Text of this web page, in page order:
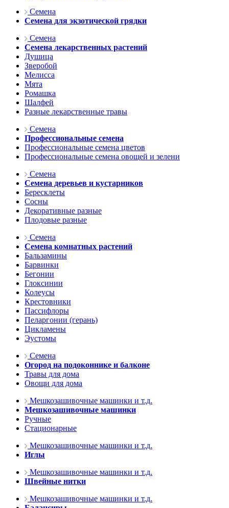
Семена
Семена для экзотической грядки
Семена
Семена лекарственных растений
Душица
Зверобой
Мелисса
Мята
Ромашка
Шалфей
Разные лекарственные травы
Семена
Профессиональные семена
Профессиональные семена цветов
Профессиональные семена овощей и зелени
Семена
Семена деревьев и кустарников
Бересклеты
Сосны
Декоративные разные
Плодовые разные
Семена
Семена комнатных растений
Бальзамины
Барвинки
Бегонии
Глоксинии
Колеусы
Крестовники
Пассифлоры
Пеларгонии (герань)
Цикламены
Эустомы
Семена
Огород на подоконнике и балконе
Травы для дома
Овощи для дома
Мешкозашивочные машинки и т.д.
Мешкозашивочные машинки
Ручные
Стационарные
Мешкозашивочные машинки и т.д.
Иглы
Мешкозашивочные машинки и т.д.
Швейные нитки
Мешкозашивочные машинки и т.д.